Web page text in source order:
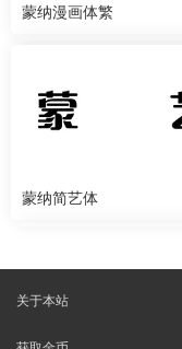
蒙纳漫画体繁
蒙纳简艺体
关于本站